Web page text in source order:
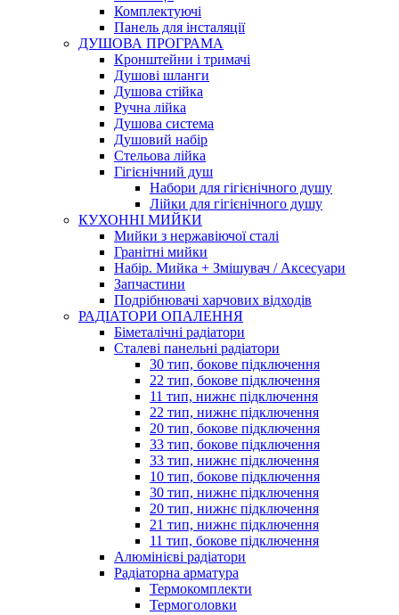
Комплектуючі
Панель для інсталяції
ДУШОВА ПРОГРАМА
Кронштейни і тримачі
Душові шланги
Душова стійка
Ручна лійка
Душова система
Душовий набір
Стельова лійка
Гігієнічний душ
Набори для гігієнічного душу
Лійки для гігієнічного душу
КУХОННІ МИЙКИ
Мийки з нержавіючої сталі
Гранітні мийки
Набір. Мийка + Змішувач / Аксесуари
Запчастини
Подрібнювачі харчових відходів
РАДІАТОРИ ОПАЛЕННЯ
Біметалічні радіатори
Сталеві панельні радіатори
30 тип, бокове підключення
22 тип, бокове підключення
11 тип, нижнє підключення
22 тип, нижнє підключення
20 тип, бокове підключення
33 тип, бокове підключення
33 тип, нижнє підключення
10 тип, бокове підключення
30 тип, нижнє підключення
20 тип, нижнє підключення
21 тип, нижнє підключення
11 тип, бокове підключення
Алюмінієві радіатори
Радіаторна арматура
Термокомплекти
Термоголовки